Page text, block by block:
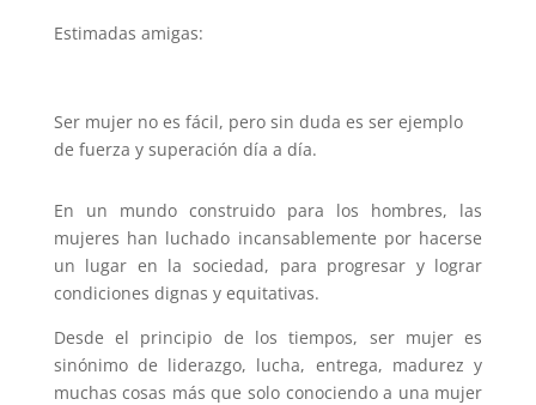
Estimadas amigas:
Ser mujer no es fácil, pero sin duda es ser ejemplo
de fuerza y superación día a día.
En un mundo construido para los hombres, las
mujeres han luchado incansablemente por hacerse
un lugar en la sociedad, para progresar y lograr
condiciones dignas y equitativas.
Desde el principio de los tiempos, ser mujer es
sinónimo de liderazgo, lucha, entrega, madurez y
muchas cosas más que solo conociendo a una mujer